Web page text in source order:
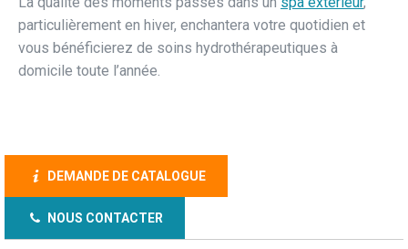
particulièrement en hiver, enchantera votre quotidien et
vous bénéficierez de soins hydrothérapeutiques à
domicile toute l’année.
DEMANDE DE CATALOGUE
NOUS CONTACTER